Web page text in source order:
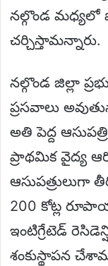
నల్గొండ
చర్చిస్తామన్నారు.
నల్గొండ జిల్లా
ప్రసవాలు
అతి పెద్ద
ప్రాథమిక వైద్య
ఆసుపత్రులుగా
200 కోట్ల
ఇంటిగ్రేటెడ్
శంకుస్థాపన